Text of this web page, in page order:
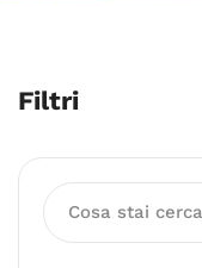
Filtri